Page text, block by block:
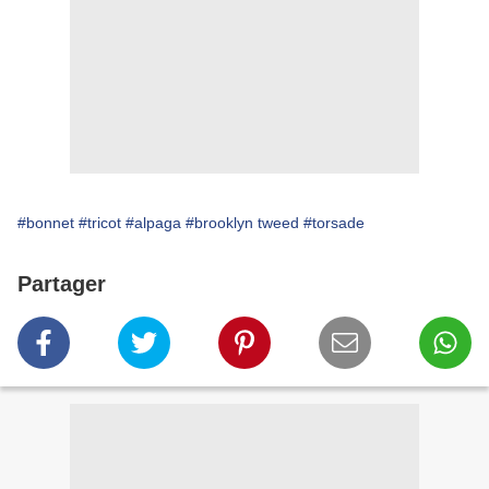
#bonnet #tricot #alpaga #brooklyn tweed #torsade
Partager